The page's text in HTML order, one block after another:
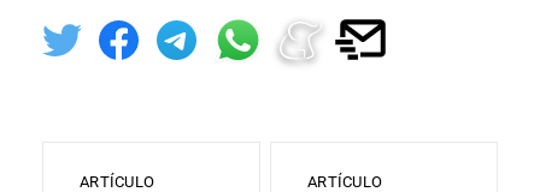
ARTÍCULO
ARTÍCULO